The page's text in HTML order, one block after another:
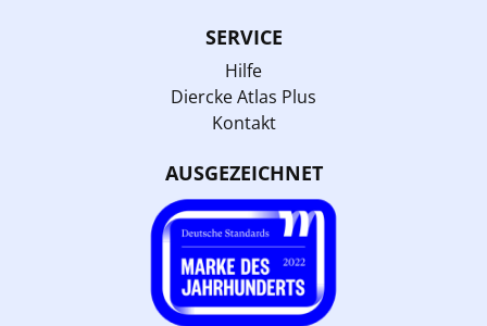
SERVICE
Hilfe
Diercke Atlas Plus
Kontakt
AUSGEZEICHNET